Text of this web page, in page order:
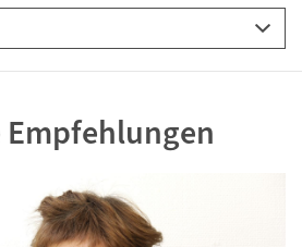
Empfehlungen